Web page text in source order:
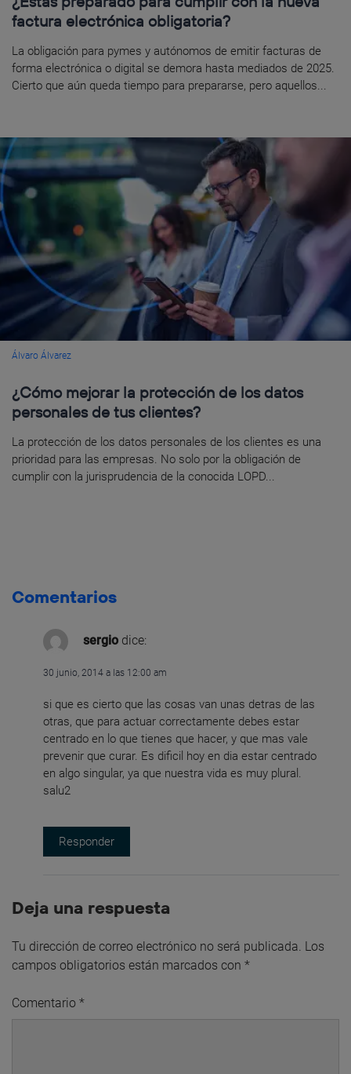
factura electrónica obligatoria?
La obligación para pymes y autónomos de emitir facturas de
forma electrónica o digital se demora hasta mediados de 2025.
Cierto que aún queda tiempo para prepararse, pero aquellos...
Álvaro Álvarez
¿Cómo mejorar la protección de los datos
personales de tus clientes?
La protección de los datos personales de los clientes es una
prioridad para las empresas. No solo por la obligación de
cumplir con la jurisprudencia de la conocida LOPD...
Comentarios
sergio dice:
30 junio, 2014 a las 12:00 am
si que es cierto que las cosas van unas detras de las
otras, que para actuar correctamente debes estar
centrado en lo que tienes que hacer, y que mas vale
prevenir que curar. Es dificil hoy en dia estar centrado
en algo singular, ya que nuestra vida es muy plural.
salu2
Responder
Deja una respuesta
Tu dirección de correo electrónico no será publicada. Los
campos obligatorios están marcados con *
Comentario *